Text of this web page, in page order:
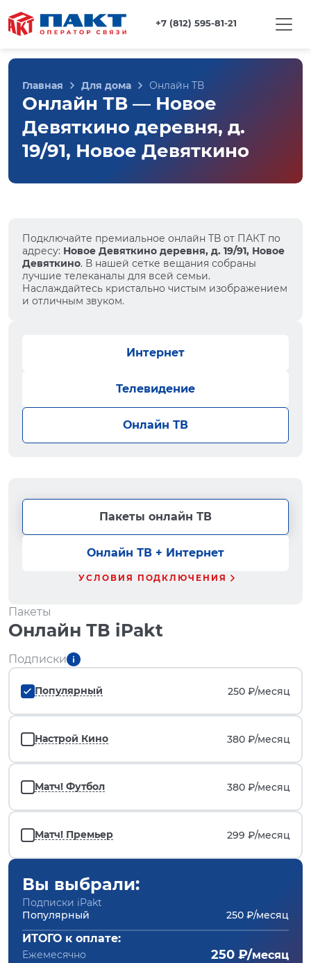
+7 (812) 595-81-21
Главная Для дома Онлайн ТВ
Онлайн ТВ — Новое
Девяткино деревня, д.
19/91, Новое Девяткино
Подключайте премиальное онлайн ТВ от ПАКТ по
адресу: Новое Девяткино деревня, д. 19/91, Новое
Девяткино. В нашей сетке вещания собраны
лучшие телеканалы для всей семьи.
Наслаждайтесь кристально чистым изображением
и отличным звуком.
Интернет
Телевидение
Онлайн ТВ
Пакеты онлайн ТВ
Онлайн ТВ + Интернет
УСЛОВИЯ ПОДКЛЮЧЕНИЯ
Пакеты
Онлайн ТВ iPakt
Подписки
Популярный 250 ₽/месяц
Настрой Кино 380 ₽/месяц
Матч! Футбол 380 ₽/месяц
Матч! Премьер 299 ₽/месяц
Вы выбрали:
Подписки iPakt
Популярный
250 ₽/месяц
ИТОГО к оплате:
Ежемесячно 250 ₽/месяц